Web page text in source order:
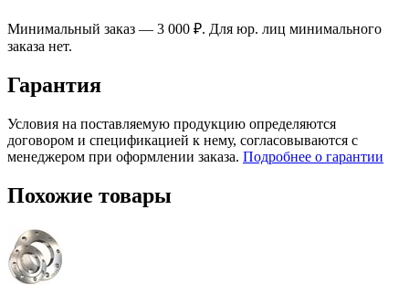
Минимальный заказ — 3 000 ₽. Для юр. лиц минимального
заказа нет.
Гарантия
Условия на поставляемую продукцию определяются
договором и спецификацией к нему, согласовываются с
менеджером при оформлении заказа. Подробнее о гарантии
Похожие товары